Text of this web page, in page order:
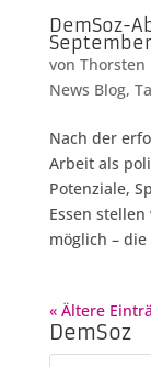
DemSoz-
September
von Thorsten
News Blog,
Nach der
Arbeit als
Potenziale,
Essen
möglich –
« Ältere
DemSoz